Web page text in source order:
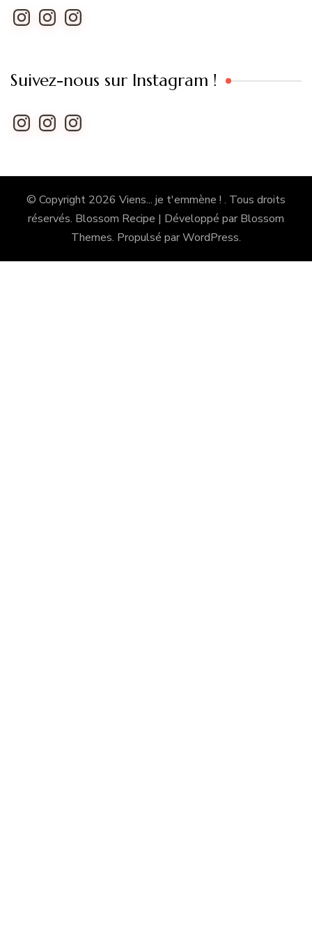
Instagram
InstagramInstagram
Suivez-nous sur Instagram !
Instagram
InstagramInstagram
© Copyright 2026 Viens... je t'emmène ! . Tous droits
réservés. Blossom Recipe | Développé par Blossom
Themes. Propulsé parWordPress.